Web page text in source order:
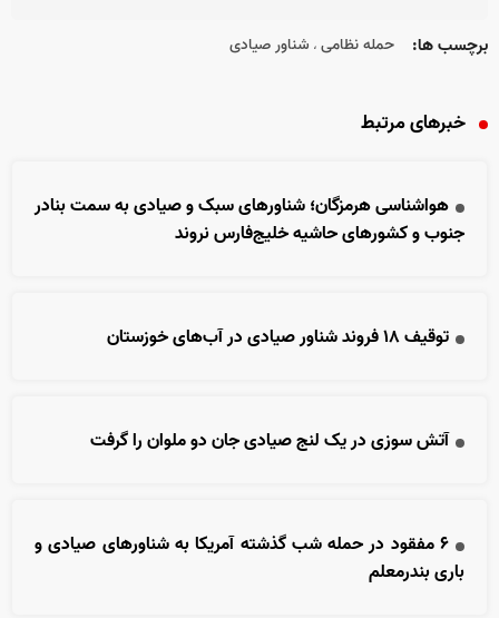
برچسب ها: حمله نظامی ، شناور صیادی
خبرهای مرتبط
هواشناسی هرمزگان؛ شناورهای سبک و صیادی به سمت بنادر
جنوب و کشورهای حاشیه خلیج‌فارس نروند
توقیف ۱۸ فروند شناور صیادی در آب‌های خوزستان
آتش سوزی در یک لنج صیادی جان دو ملوان را گرفت
۶ مفقود در حمله شب گذشته آمریکا به شناورهای صیادی و
باری بندرمعلم